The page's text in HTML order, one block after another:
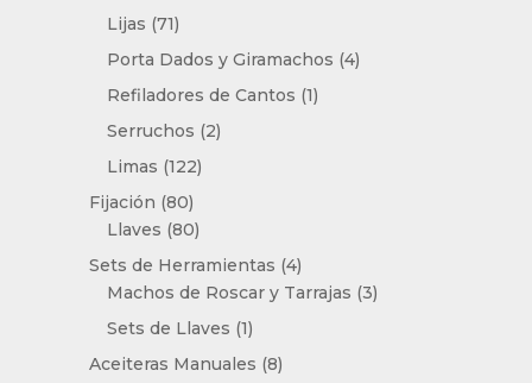
Lijas 7171
productos
Porta Dados y Giramachos 44
Refiladores de Cantos 11
Serruchos 22
Limas 122122
Fijación 8080
productos
Llaves 8080
productos
Sets de Herramientas 44
productos
Machos de Roscar y Tarrajas 33
Sets de Llaves 11
producto
Aceiteras Manuales 88